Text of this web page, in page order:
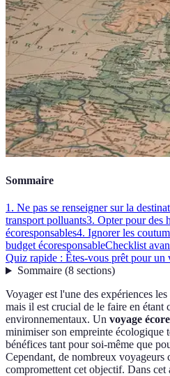
Sommaire
1. Ne pas se renseigner sur la
transport polluants3. Opter pour des
écoresponsables4. Ignorer les
budget écoresponsableChecklist
Quiz rapide : Êtes-vous prêt pour un
Sommaire(8 sections)
Voyager est l'une des expériences
mais il est crucial de le faire en étant
environnementaux. Un voyage
minimiser son empreinte écologique
bénéfices tant pour soi-même que
Cependant, de nombreux voyageurs
compromettent cet objectif. Dans